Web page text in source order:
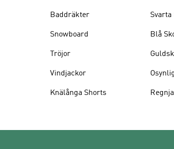
Baddräkter
Snowboard
Tröjor
Vindjackor
Knälånga Shorts
Svarta
Blå